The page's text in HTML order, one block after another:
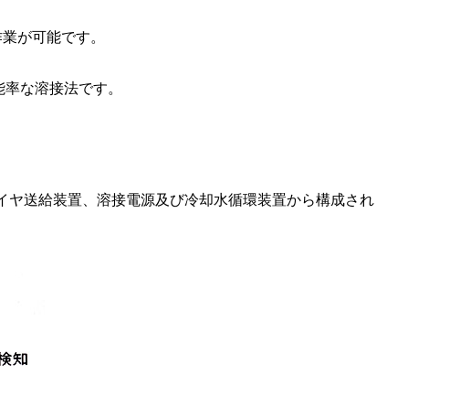
が可能です。
な溶接法です。
送給装置、溶接電源及び冷却水循環装置から構成され